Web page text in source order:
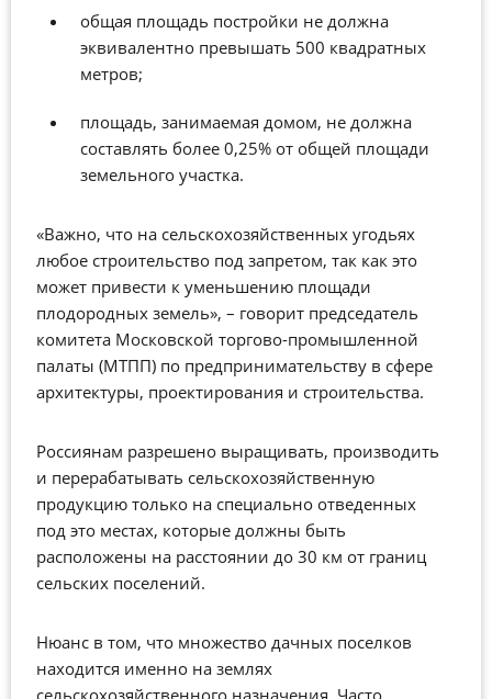
общая площадь постройки не должна
эквивалентно превышать 500 квадратных
метров;
площадь, занимаемая домом, не должна
составлять более 0,25% от общей площади
земельного участка.
«Важно, что на сельскохозяйственных угодьях
любое строительство под запретом, так как это
может привести к уменьшению площади
плодородных земель», – говорит председатель
комитета Московской торгово-промышленной
палаты (МТПП) по предпринимательству в сфере
архитектуры, проектирования и строительства.
Россиянам разрешено выращивать, производить
и перерабатывать сельскохозяйственную
продукцию только на специально отведенных
под это местах, которые должны быть
расположены на расстоянии до 30 км от границ
сельских поселений.
Нюанс в том, что множество дачных поселков
находится именно на землях
сельскохозяйственного назначения. Часто,